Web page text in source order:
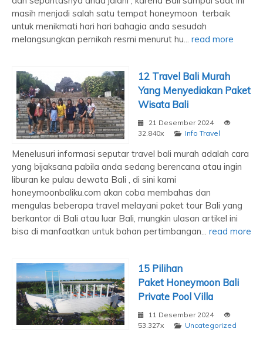
masih menjadi salah satu tempat honeymoon terbaik
untuk menikmati hari hari bahagia anda sesudah
melangsungkan pernikah resmi menurut hu... read more
12 Travel Bali Murah
Yang Menyediakan Paket
Wisata Bali
21 Desember 2024
32.840x
Info Travel
Menelusuri informasi seputar travel bali murah adalah cara
yang bijaksana pabila anda sedang berencana atau ingin
liburan ke pulau dewata Bali , di sini kami
honeymoonbaliku.com akan coba membahas dan
mengulas beberapa travel melayani paket tour Bali yang
berkantor di Bali atau luar Bali, mungkin ulasan artikel ini
bisa di manfaatkan untuk bahan pertimbangan... read more
15 Pilihan
Paket Honeymoon Bali
Private Pool Villa
11 Desember 2024
53.327x
Uncategorized